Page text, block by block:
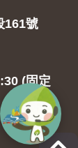
161號
(固定